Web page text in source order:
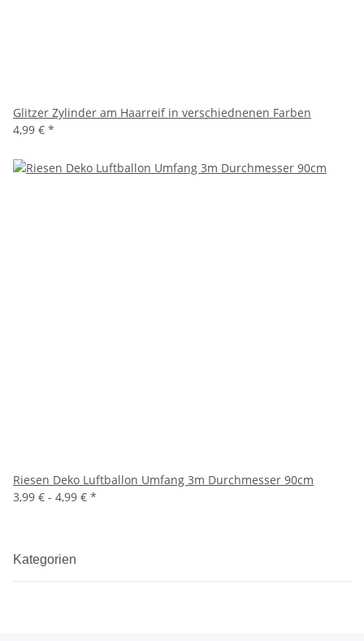
Glitzer Zylinder am Haarreif in verschiednenen Farben
4,99 € *
Riesen Deko Luftballon Umfang 3m Durchmesser 90cm
3,99 € - 4,99 € *
Kategorien